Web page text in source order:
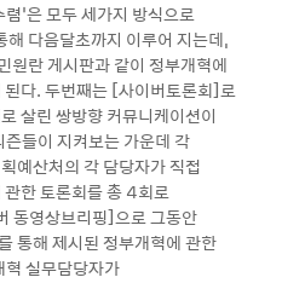
’은 모두 세가지 방식으로
다음달초까지 이루어 지는데,
란 게시판과 같이 정부개혁에
다. 두번째는 [사이버토론회]로
살린 쌍방향 커뮤니케이션이
들이 지켜보는 가운데 각
예산처의 각 담당자가 직접
한 토론회를 총 4회로
동영상브리핑]으로 그동안
통해 제시된 정부개혁에 관한
혁 실무담당자가